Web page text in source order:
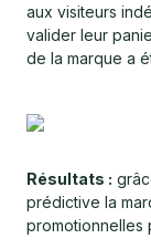
aux visiteurs
valider leur
de la marque a
Résultats :
prédictive la
promotionnelles